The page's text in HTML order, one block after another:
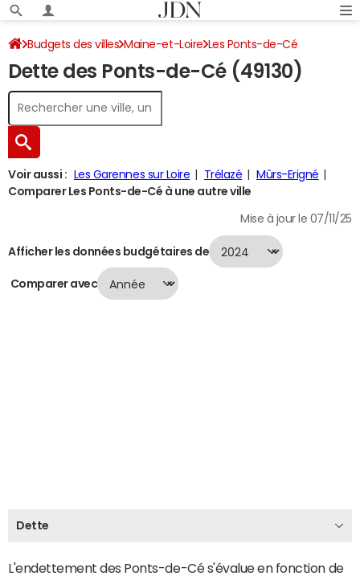
Budgets des villes Maine-et-Loire Les Ponts-de-Cé
Dette au 31/12/2024
Dette des Ponts-de-Cé (49130)
Voir aussi : Les Garennes sur Loire Trélazé
Mûrs-Erigné
Comparer Les Ponts-de-Cé à une autre ville
Mise à jour le 07/11/25
Afficher les données budgétaires de
Comparer avec
Dette
L'endettement des Ponts-de-Cé s'évalue en fonction de